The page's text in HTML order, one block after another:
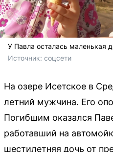
У Павла осталась маленькая
Источник: соцсети
На озере Исетское в
летний мужчина. Его
Погибшим оказался
работавший на
шестилетняя дочь от